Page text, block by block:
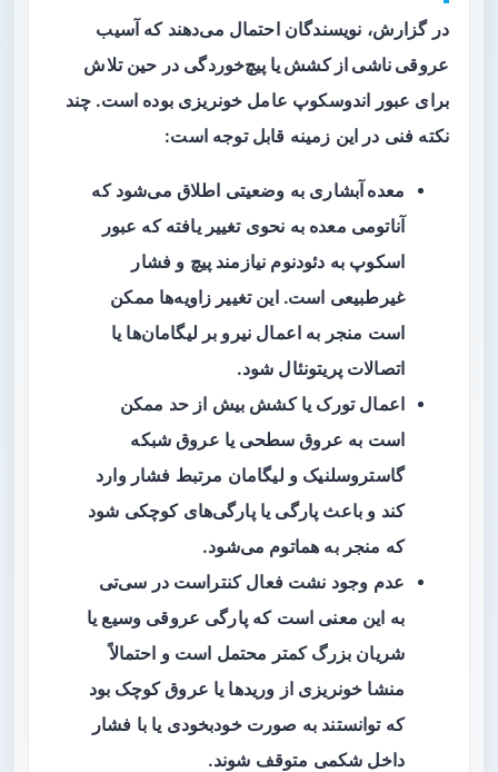
در گزارش، نویسندگان احتمال می‌دهند که آسیب
عروقی ناشی از کشش یا پیچ‌خوردگی در حین تلاش
برای عبور اندوسکوپ عامل خونریزی بوده است. چند
نکته فنی در این زمینه قابل توجه است:
معده آبشاری به وضعیتی اطلاق می‌شود که
آناتومی معده به نحوی تغییر یافته که عبور
اسکوپ به دئودنوم نیازمند پیچ و فشار
غیرطبیعی است. این تغییر زاویه‌ها ممکن
است منجر به اعمال نیرو بر لیگامان‌ها یا
اتصالات پریتونئال شود.
اعمالتورک یا کشش بیش از حد ممکن
است به عروق سطحی یا عروق شبکه
گاستروسلنیک و لیگامان مرتبط فشار وارد
کند و باعث پارگی یا پارگی‌های کوچکی شود
که منجر به هماتوم می‌شود.
عدم وجود نشت فعال کنتراست در سی‌تی
به این معنی است که پارگی عروقی وسیع یا
شریان بزرگ کمتر محتمل است و احتمالاً
منشا خونریزی از وریدها یا عروق کوچک بود
که توانستند به صورت خودبخودی یا با فشار
داخل شکمی متوقف شوند.